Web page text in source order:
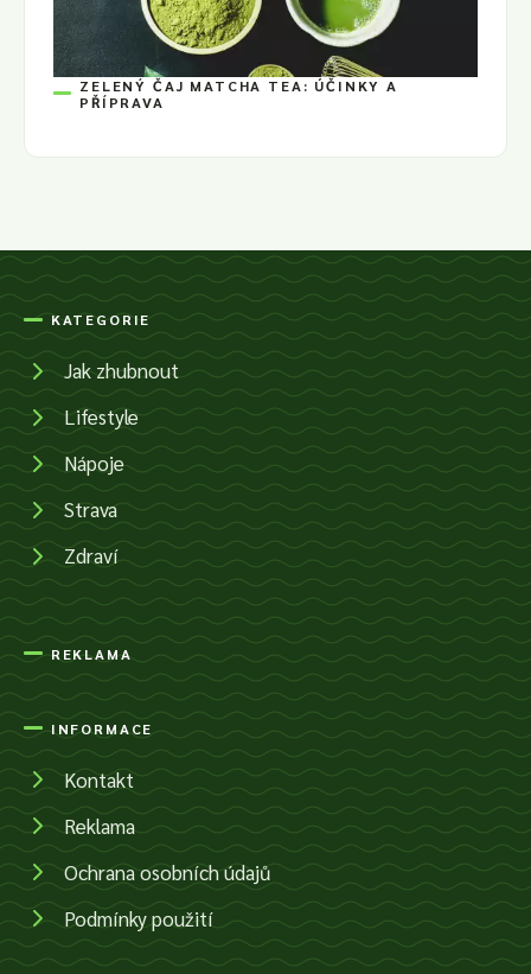
ZELENÝ ČAJ MATCHA TEA: ÚČINKY A
PŘÍPRAVA
KATEGORIE
Jak zhubnout
Lifestyle
Nápoje
Strava
Zdraví
REKLAMA
INFORMACE
Kontakt
Reklama
Ochrana osobních údajů
Podmínky použití